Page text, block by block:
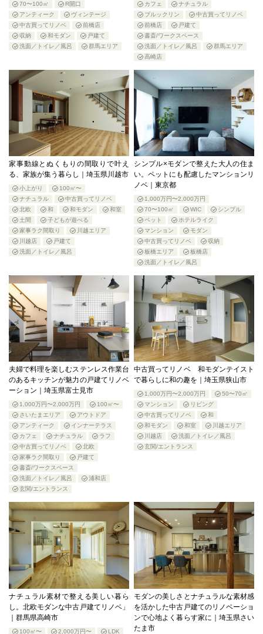
70〜100㎡
R開口
アンティーク
ヴィンテージ
中古買ってリノベ
前橋店
収納
和モダン
戸建て
洗面／トイレ／風呂
群馬エリア
カフェ
ナチュラル
ブルックリン
中古買ってリノベ
前橋店
戸建て
書斎/ワークスペース
洗面／トイレ／風呂
群馬エリア
高崎店
家事動線とぬくもりの間取りで叶え
る、家族が集う暮らし｜埼玉県川越市
小上がり
100㎡〜
ナチュラル
中古買ってリノベ
北欧
和 和モダン
和室
土間
子どもが遊べる
家事ラク間取り
川越エリア
川越店
戸建て
洗面／トイレ／風呂
シンプル×モダンで整えた大人の住ま
い。ペットにも配慮したマンションリ
ノベ｜東京都
1,000万円〜2,000万円
70〜100㎡
WIC
シンプル
ペット
ホテルライク
マンション
モダン
中古買ってリノベ
収納
板橋エリア
板橋店
洗面／トイレ／風呂
夫婦で料理を楽しむステンレス作業台
のあるキッチンが魅力の戸建てリノベ
ーション｜埼玉県富士見市
1,000万円〜2,000万円
100㎡〜
さいたまエリア
アウトドア
アンティーク
インナーテラス
カフェ
ナチュラル
ラフ
中古買ってリノベ
北欧
家事ラク間取り
戸建て
書斎/ワークスペース
洗面／トイレ／風呂
浦和店
玄関/エントランス
中古買ってリノベ 和モダンテイスト
で暮らしに和の趣を｜埼玉県狭山市
1,000万円〜2,000万円
50〜70㎡
マンション
リビング
中古買ってリノベ
和
和モダン
和室
川越エリア
川越店
洗面／トイレ／風呂
玄関/エントランス
ナチュラル素材で整える美しい暮ら
し。北欧モダンな中古戸建てリノベ」
｜群馬県高崎市
100㎡〜 2,000万円〜
LDK
モダンの美しさとナチュラルな素材感
を活かした中古戸建てのリノベーショ
ンで心地よく暮らす家に｜埼玉県さい
たま市